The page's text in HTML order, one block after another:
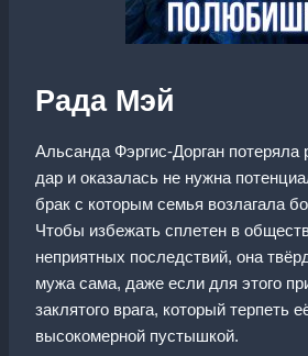
Рада Мэй
Альсанда Фэргис-Дорган потеряла
дар и оказалась не нужна
брак с которым семья возлагала
Чтобы избежать сплетен в
неприятных последствий, она
мужа сама, даже если для этого
заклятого врага, который терпеть
высокомерной пустышкой.